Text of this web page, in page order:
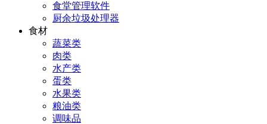
食堂管理软件
厨余垃圾处理器
食材
蔬菜类
肉类
水产类
蛋类
水果类
粮油类
调味品